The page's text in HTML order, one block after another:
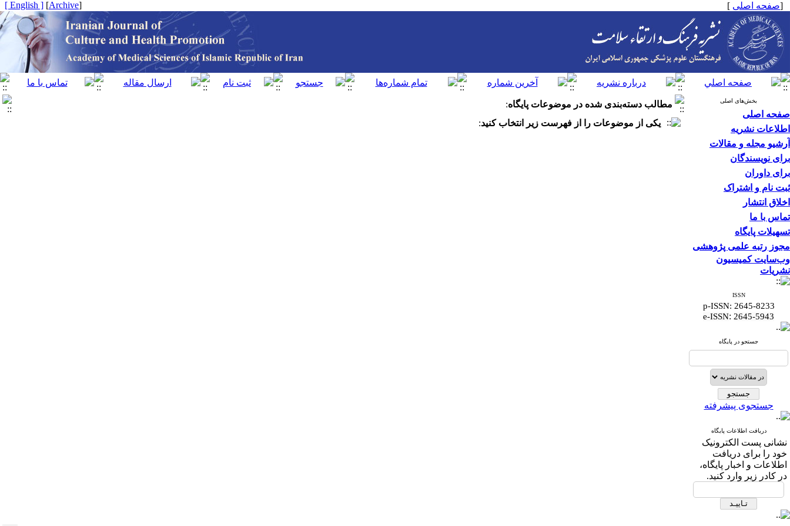
[صفحه اصلی ]
[
Archive
]
[ English ]
بخش‌های اصلی
صفحه اصلی
اطلاعات نشریه
آرشیو مجله و مقالات
برای نویسندگان
برای داوران
ثبت نام و اشتراک
اخلاق انتشار
تماس با ما
تسهیلات پایگاه
مجوز رتبه علمی پژوهشی
وب‌سایت کمیسیون
نشریات
ISSN
p-ISSN: 2645-8233
e-ISSN: 2645-5943
جستجو در پایگاه
جستجوی پیشرفته
دریافت اطلاعات پایگاه
نشانی پست الکترونیک
خود را برای دریافت
اطلاعات و اخبار پایگاه،
در کادر زیر وارد کنید.
مطالب دسته‌بندی شده در موضوعات پایگاه:
یکی از موضوعات را از فهرست زیر انتخاب کنید: